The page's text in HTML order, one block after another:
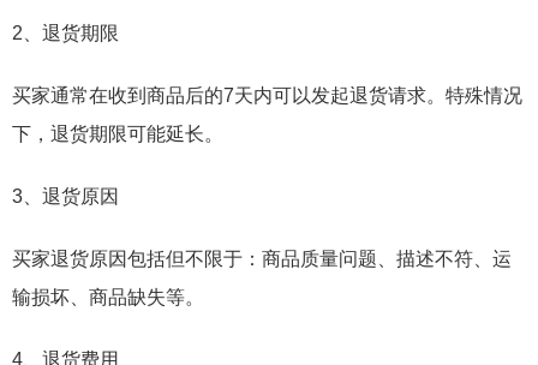
2、退货期限
买家通常在收到商品后的7天内可以发起退货请求。特殊情况
下，退货期限可能延长。
3、退货原因
买家退货原因包括但不限于：商品质量问题、描述不符、运
输损坏、商品缺失等。
4、退货费用